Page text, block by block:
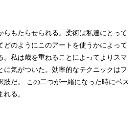
らもたらせられる。柔術は私達にとって
どのようにこのアートを使うかによって
。私は歳を重ねることによってよりスマ
に気がついた。効率的なテクニックはフ
肢だ。 この二つが一緒になった時にベス
る。